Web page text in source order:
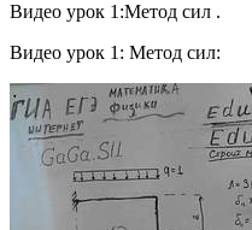
Видео урок 1:Метод сил .
Видео урок 1: Метод сил: